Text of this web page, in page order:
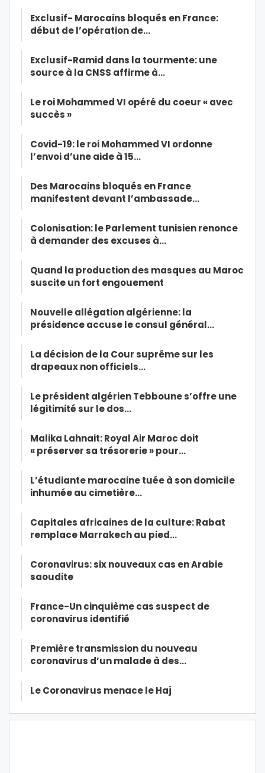
Exclusif- Marocains bloqués en France:
début de l’opération de…
Exclusif-Ramid dans la tourmente: une
source à la CNSS affirme à…
Le roi Mohammed VI opéré du coeur « avec
succès »
Covid-19: le roi Mohammed VI ordonne
l’envoi d’une aide à 15…
Des Marocains bloqués en France
manifestent devant l’ambassade…
Colonisation: le Parlement tunisien renonce
à demander des excuses à…
Quand la production des masques au Maroc
suscite un fort engouement
Nouvelle allégation algérienne: la
présidence accuse le consul général…
La décision de la Cour suprême sur les
drapeaux non officiels…
Le président algérien Tebboune s’offre une
légitimité sur le dos…
Malika Lahnait: Royal Air Maroc doit
« préserver sa trésorerie » pour…
L’étudiante marocaine tuée à son domicile
inhumée au cimetière…
Capitales africaines de la culture: Rabat
remplace Marrakech au pied…
Coronavirus: six nouveaux cas en Arabie
saoudite
France-Un cinquième cas suspect de
coronavirus identifié
Première transmission du nouveau
coronavirus d’un malade à des…
Le Coronavirus menace le Haj